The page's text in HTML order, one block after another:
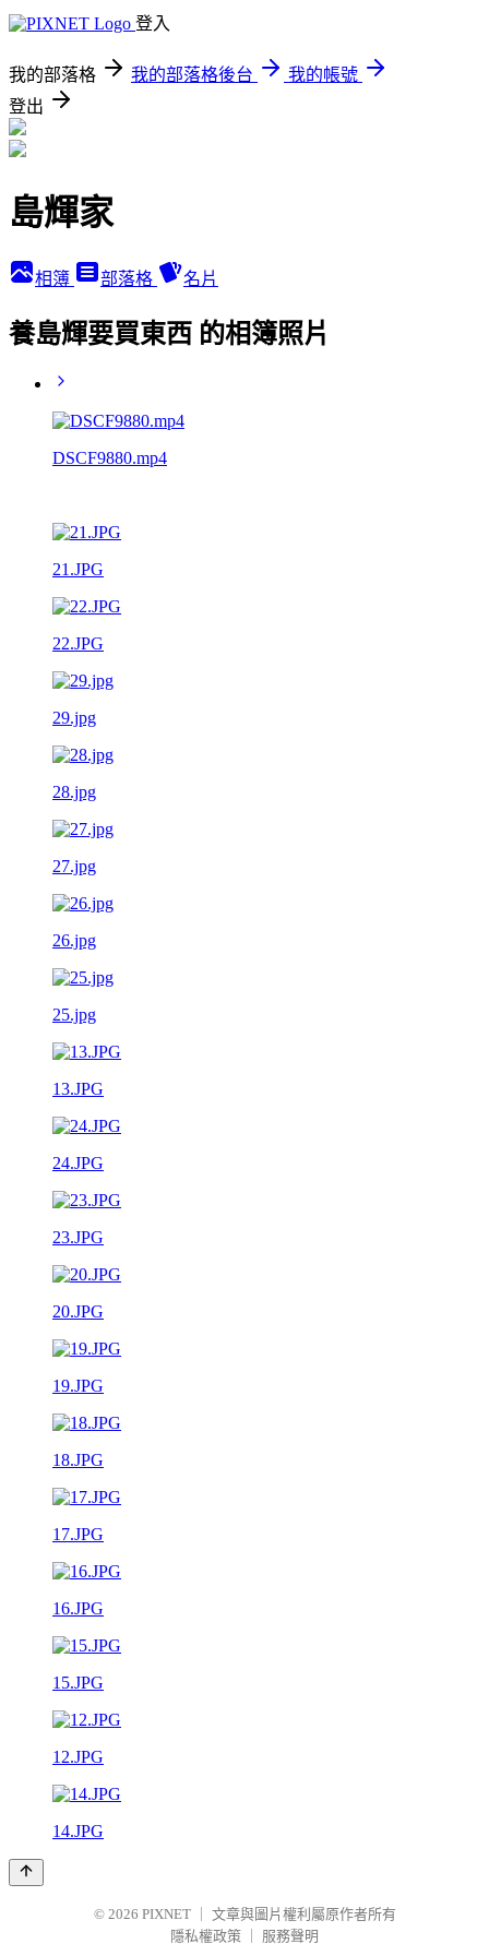
登入
我的部落格 我的部落格後台
我的帳號
登出
島輝家
相簿 部落格 名片
養島輝要買東西 的相簿照片
DSCF9880.mp4
21.JPG
22.JPG
29.jpg
28.jpg
27.jpg
26.jpg
25.jpg
13.JPG
24.JPG
23.JPG
20.JPG
19.JPG
18.JPG
17.JPG
16.JPG
15.JPG
12.JPG
14.JPG
© 2026 PIXNET
文章與圖片權利屬原作者所有
隱私權政策
服務聲明